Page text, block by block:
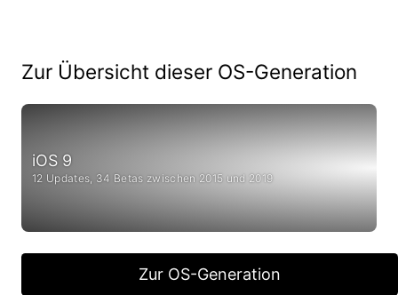
Zur Übersicht dieser OS-Generation
iOS 9
12 Updates, 34 Betas zwischen 2015 und 2019
Zur OS-Generation